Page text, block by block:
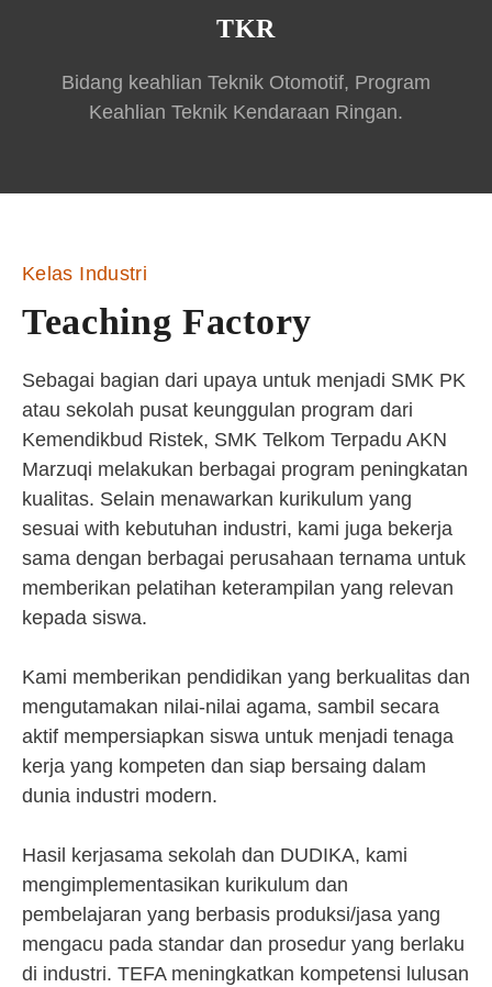
TKR
Bidang keahlian Teknik Otomotif, Program
Keahlian Teknik Kendaraan Ringan.
Kelas Industri
Teaching Factory
Sebagai bagian dari upaya untuk menjadi SMK PK
atau sekolah pusat keunggulan program dari
Kemendikbud Ristek, SMK Telkom Terpadu AKN
Marzuqi melakukan berbagai program peningkatan
kualitas. Selain menawarkan kurikulum yang
sesuai with kebutuhan industri, kami juga bekerja
sama dengan berbagai perusahaan ternama untuk
memberikan pelatihan keterampilan yang relevan
kepada siswa.
Kami memberikan pendidikan yang berkualitas dan
mengutamakan nilai-nilai agama, sambil secara
aktif mempersiapkan siswa untuk menjadi tenaga
kerja yang kompeten dan siap bersaing dalam
dunia industri modern.
Hasil kerjasama sekolah dan DUDIKA, kami
mengimplementasikan kurikulum dan
pembelajaran yang berbasis produksi/jasa yang
mengacu pada standar dan prosedur yang berlaku
di industri. TEFA meningkatkan kompetensi lulusan